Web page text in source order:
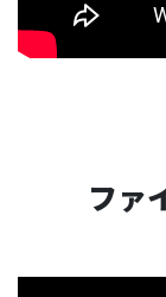
ファ